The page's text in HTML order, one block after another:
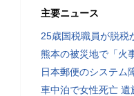
主要ニュース
25歳国税職員が脱税
熊本の被災地で「火
日本郵便のシステム
車中泊で女性死亡 遺